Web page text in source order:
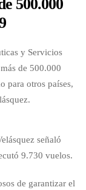
500.000
y Servicios
de 500.000
para otros países,
señaló
9.730 vuelos.
de garantizar el